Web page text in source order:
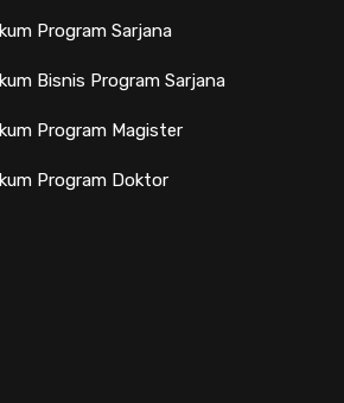
Program Sarjana
Bisnis Program Sarjana
Program Magister
Program Doktor